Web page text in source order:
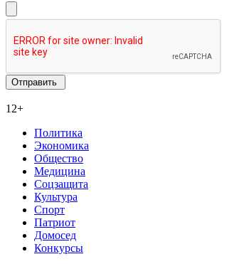
12+
Политика
Экономика
Общество
Медицина
Соцзащита
Культура
Спорт
Патриот
Домосед
Конкурсы